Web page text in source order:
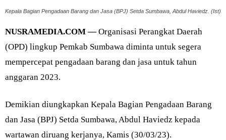
Kepala Bagian Pengadaan Barang dan Jasa (BPJ) Setda Sumbawa, Abdul Haviedz. (Ist)
NUSRAMEDIA.COM —Organisasi Perangkat Daerah
(OPD) lingkup Pemkab Sumbawa diminta untuk segera
mempercepat pengadaan barang dan jasa untuk tahun
anggaran 2023.
Demikian diungkapkan Kepala Bagian Pengadaan Barang
dan Jasa (BPJ) Setda Sumbawa, Abdul Haviedz kepada
wartawan diruang kerjanya, Kamis (30/03/23).